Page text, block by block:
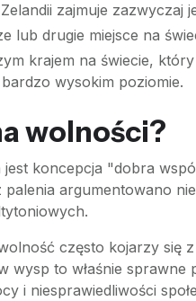
zajmuje
lub drugie miejsce na
krajem na świecie,
wysokim poziomie.
wolności?
koncepcja "dobra
argumentowano
często kojarzy się
wysp to właśnie
i niesprawiedliwości